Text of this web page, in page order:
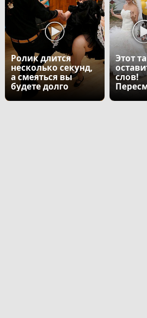
Ролик длится
несколько секунд,
а смеяться вы
будете долго
Этот
слов!